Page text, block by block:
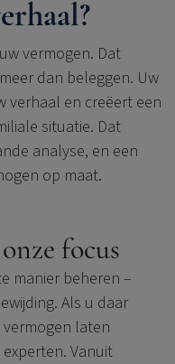
vermogen. Dat
meer dan beleggen. Uw
verhaal en creëert een
situatie. Dat
analyse, en een
op maat.
focus
manier beheren–
Als u daar
laten
Vanuit